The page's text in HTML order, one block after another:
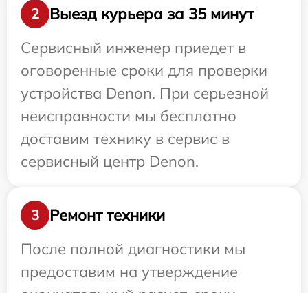
2
Выезд курьера за 35 минут
Сервисный инженер приедет в
оговоренные сроки для проверки
устройства Denon. При серьезной
неисправности мы бесплатно
доставим технику в сервис в
сервисный центр Denon.
3
Ремонт техники
После полной диагностики мы
предоставим на утверждение